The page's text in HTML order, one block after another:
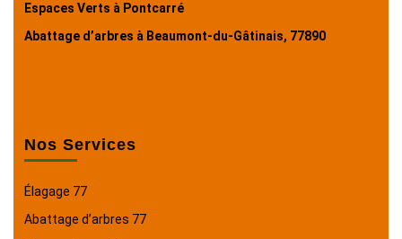
Espaces Verts à Pontcarré
Abattage d’arbres à Beaumont-du-Gâtinais, 77890
Nos Services
Élagage 77
Abattage d’arbres 77